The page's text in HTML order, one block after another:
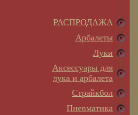
РАСПРОДАЖА
Арбалеты
Луки
Аксессуары для
лука и арбалета
Страйкбол
Пневматика